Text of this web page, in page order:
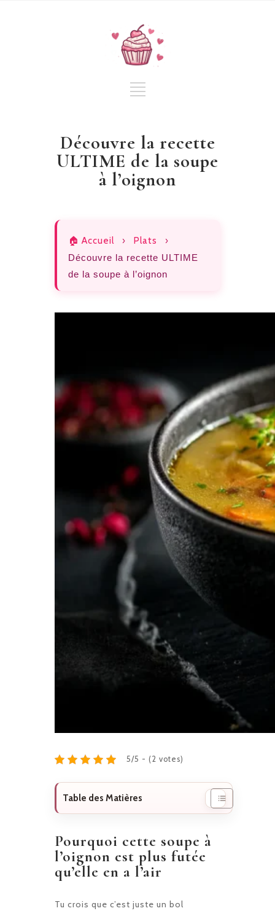
Découvre la recette
ULTIME de la soupe
à l’oignon
🏠 Accueil › Plats
›
Découvre la recette ULTIME
de la soupe à l’oignon
5/5 - (2 votes)
Table des Matières
Pourquoi cette soupe à
l’oignon est plus futée
qu’elle en a l’air
Tu crois que c’est juste un bol